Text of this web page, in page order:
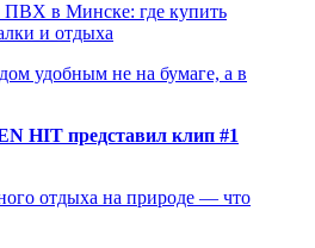
ПВХ в Минске: где купить
и отдыха
удобным не на бумаге, а в
HIT представил клип #1
отдыха на природе — что